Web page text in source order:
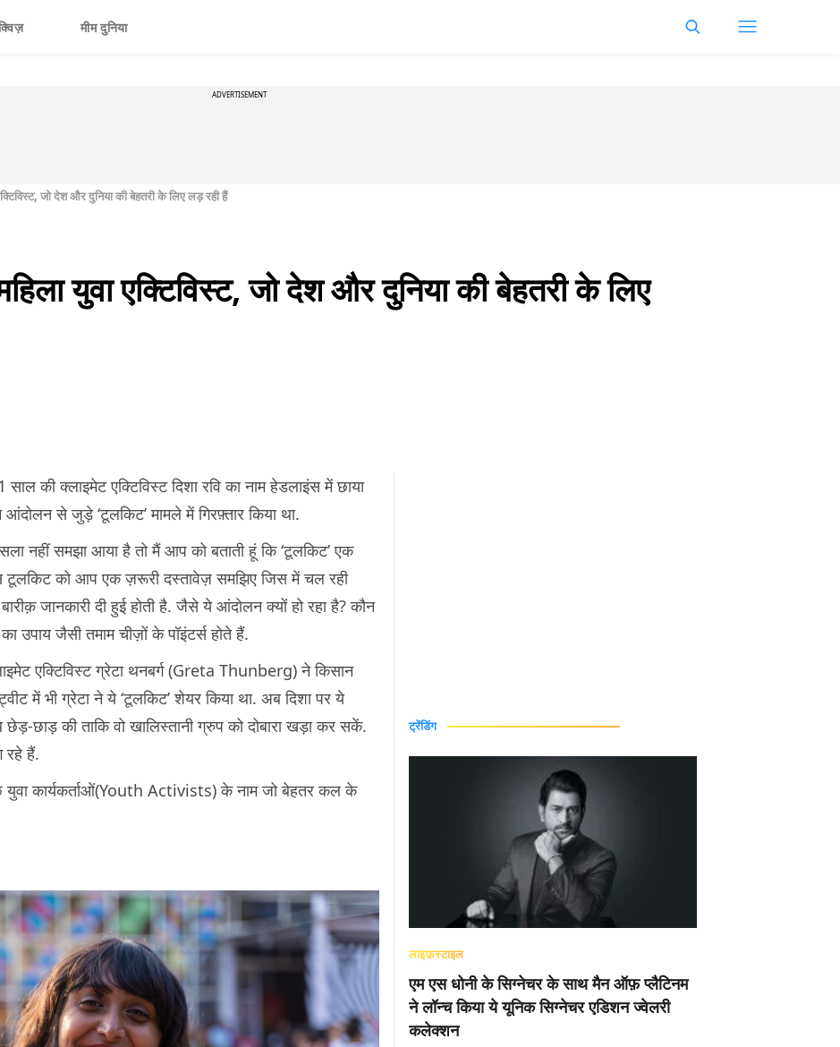
मीम दुनिया
ADVERTISEMENT
जो देश और दुनिया की बेहतरी के लिए लड़ रही हैं
युवा एक्टिविस्ट, जो देश और दुनिया की बेहतरी के लिए
की क्लाइमेट एक्टिविस्ट दिशा रवि का नाम हेडलाइंस में छाया
से जुड़े ‘टूलकिट’ मामले में गिरफ़्तार किया था.
नहीं समझा आया है तो मैं आप को बताती हूं कि ‘टूलकिट’ एक
टूलकिट को आप एक ज़रूरी दस्तावेज़ समझिए जिस में चल रही
जानकारी दी हुई होती है. जैसे ये आंदोलन क्यों हो रहा है? कौन
जैसी तमाम चीज़ों के पॉइंटर्स होते हैं.
एक्टिविस्ट ग्रेटा थनबर्ग (Greta Thunberg) ने किसान
में भी ग्रेटा ने ये ‘टूलकिट’ शेयर किया था. अब दिशा पर ये
छाड़ की ताकि वो खालिस्तानी ग्रुप को दोबारा खड़ा कर सकें.
रहे हैं.
कार्यकर्ताओं(Youth Activists) के नाम जो बेहतर कल के
ट्रेंडिंग
लाइफ़स्टाइल
एम एस धोनी के सिग्नेचर के साथ मैन ऑफ़ प्लैटिनम
ने लॉन्च किया ये यूनिक सिग्नेचर एडिशन ज्वेलरी
कलेक्शन